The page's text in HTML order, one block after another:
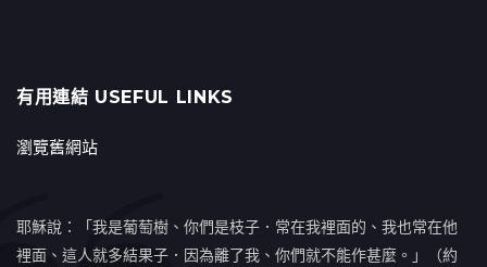
有用連結 USEFUL LINKS
瀏覽舊網站
耶穌說：「我是葡萄樹、你們是枝子．常在我裡面的、我也常在他
裡面、這人就多結果子．因為離了我、你們就不能作甚麼。」（約